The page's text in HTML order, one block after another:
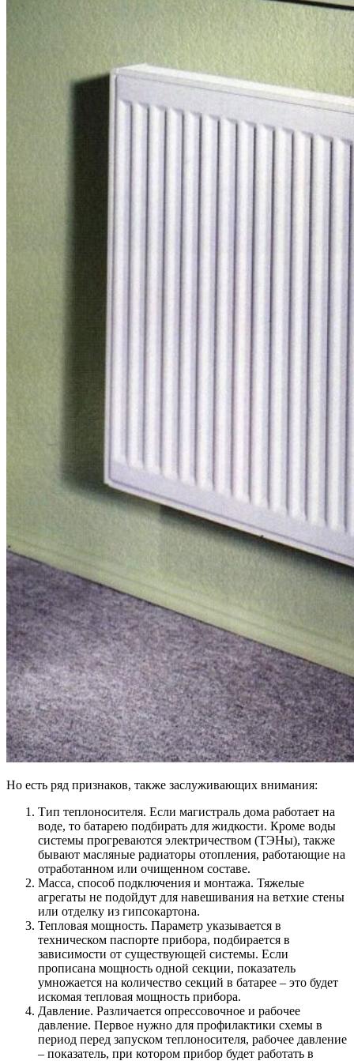
Но есть ряд признаков, также заслуживающих внимания:
Тип теплоносителя. Если магистраль дома работает на
воде, то батарею подбирать для жидкости. Кроме воды
системы прогреваются электричеством (ТЭНы), также
бывают масляные радиаторы отопления, работающие на
отработанном или очищенном составе.
Масса, способ подключения и монтажа. Тяжелые
агрегаты не подойдут для навешивания на ветхие стены
или отделку из гипсокартона.
Тепловая мощность. Параметр указывается в
техническом паспорте прибора, подбирается в
зависимости от существующей системы. Если
прописана мощность одной секции, показатель
умножается на количество секций в батарее – это будет
искомая тепловая мощность прибора.
Давление. Различается опрессовочное и рабочее
давление. Первое нужно для профилактики схемы в
период перед запуском теплоносителя, рабочее давление
– показатель, при котором прибор будет работать в